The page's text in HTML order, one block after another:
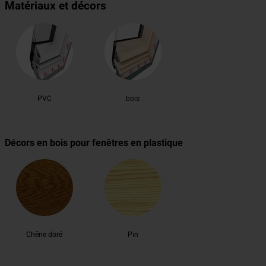
Matériaux et décors
PVC bois
Décors en bois pour fenêtres en plastique
Chêne doré Pin